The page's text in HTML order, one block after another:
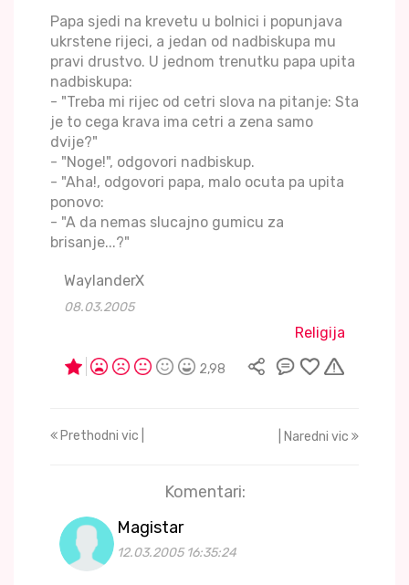
Papa sjedi na krevetu u bolnici i popunjava
ukrstene rijeci, a jedan od nadbiskupa mu
pravi drustvo. U jednom trenutku papa upita
nadbiskupa:
- "Treba mi rijec od cetri slova na pitanje: Sta
je to cega krava ima cetri a zena samo
dvije?"
- "Noge!", odgovori nadbiskup.
- "Aha!, odgovori papa, malo ocuta pa upita
ponovo:
- "A da nemas slucajno gumicu za
brisanje...?"
WaylanderX
08.03.2005
Religija
2,98
Prethodni vic | | Naredni vic
Komentari:
Magistar
12.03.2005 16:35:24